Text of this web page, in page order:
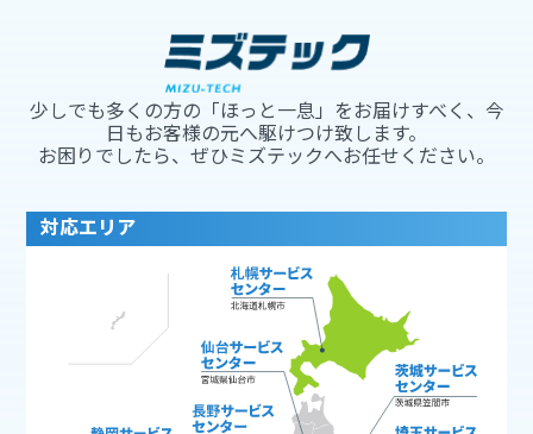
少しでも多くの方の「ほっと一息」をお届けすべく、今
日もお客様の元へ駆けつけ致します。
お困りでしたら、ぜひミズテックへお任せください。
対応エリア